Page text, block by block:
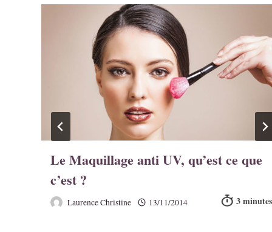
Le Maquillage anti UV, qu’est ce que
c’est ?
Laurence Christine 13/11/2014